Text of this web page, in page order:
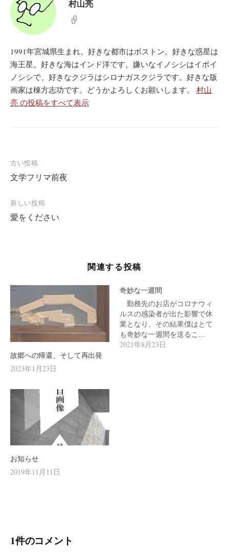
村山亮
1991年宮城県生まれ。好きな都市はボストン。好きな惑星は
海王星。好きな海はインド洋です。嫌いなイノシシはイボイ
ノシシで、好きなクジラはシロナガスクジラです。好きな版
画家は棟方志功です。どうかよろしくお願いします。 村山
亮 の投稿をすべて表示
投
稿
ナ
ビ
ン
古い投稿
文学フリマ前夜
新しい投稿
愛をください
関連する投稿
故郷への帰還、そして再出発
2023年1月23日
奇妙な一週間
勤務先のお店がコロナウィ
ルスの感染者が出た影響で休
業となり、その結果僕はとて
も奇妙な一週間を送るこ…
2021年8月23日
お知らせ
2019年11月11日
1件のコメント